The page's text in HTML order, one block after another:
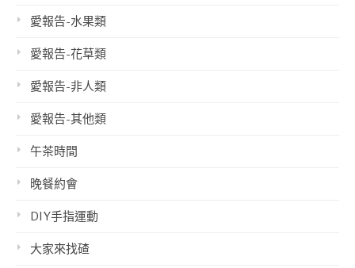
愛報告-水果類
愛報告-花草類
愛報告-非人類
愛報告-其他類
午茶時間
晚餐約會
DIY手指運動
大家來找碴